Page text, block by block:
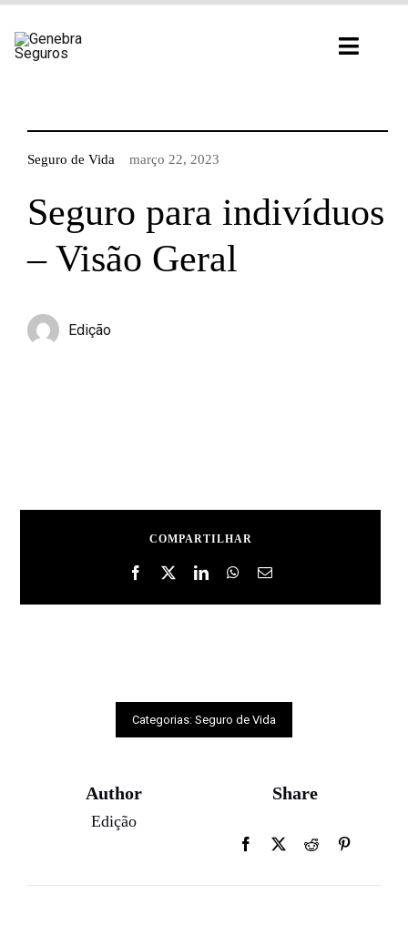
para
Seguro de Vida março 22, 2023
Seguro para indivíduos
– Visão Geral
Edição
COMPARTILHAR
Categorias: Seguro de Vida
Author
Edição
Share